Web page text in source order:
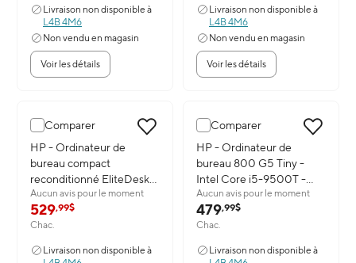
Livraison non disponible à
L4B 4M6
Non vendu en magasin
Voir les détails
Livraison non disponible à
L4B 4M6
Non vendu en magasin
Voir les détails
Comparer
Image du produit: HP - Ordinateur de bureau compact
HP - Ordinateur de
bureau compact
reconditionné EliteDesk
800 G6 - Intel Core i5-
10500 - SSD 256 Go - 16
Go de RAM - Windows 11
Aucun avis pour le moment
529,99$
Chac.
Livraison non disponible à
Comparer
Image du produit: HP -
HP - Ordinateur de
bureau 800 G5 Tiny -
Intel Core i5-9500T -
SSD de 256 Go - 16 Go de
RAM - Windows 11
Professionnel
Aucun avis pour le moment
479,99$
Chac.
Livraison non disponible à